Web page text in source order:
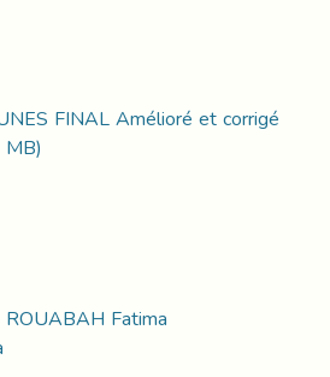
FINAL Amélioré et corrigé
Fatima